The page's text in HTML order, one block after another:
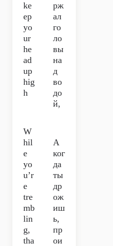
ke
ep
yo
ur
he
ad
up
hig
h
рж
ал
го
ло
вы
на
д
во
до
й,
W
hil
e
yo
u’r
e
tre
mb
lin
g,
tha
А
ког
да
ты
др
ож
иш
ь,
пр
ои